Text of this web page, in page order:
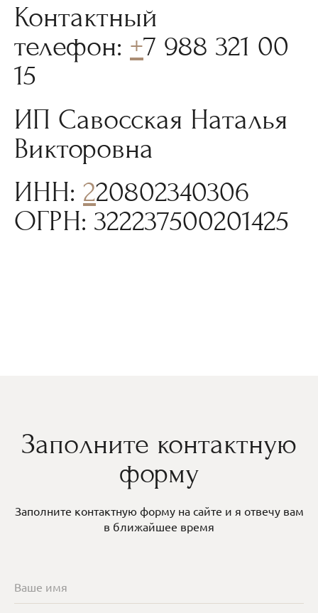
Контактный
телефон: +7 988 321 00
15
ИП Савосская Наталья
Викторовна
ИНН: 220802340306
ОГРН: 322237500201425
Заполните контактную
форму
Заполните контактную форму на сайте и я отвечу вам
в ближайшее время